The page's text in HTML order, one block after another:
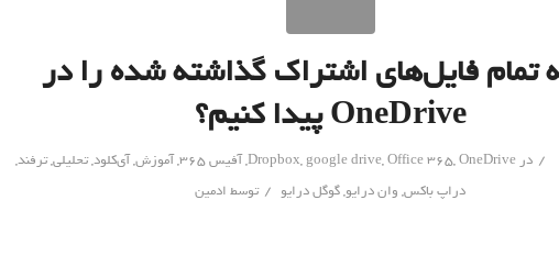
تمام فایل‌های اشتراک گذاشته شده را در
OneDrive پیدا کنیم؟
/ در Dropbox,google drive,Office 365,OneDrive
,آفیس 365 ,آموزش,آی‌کلود,تحلیلی,ترفند,
دراپ باکس, وان درایو,گوگل درایو / توسط ادمین